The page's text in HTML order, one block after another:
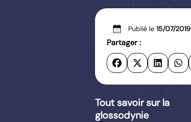
calendar_month Publié le 15/07/2019
Partager :
Tout savoir sur la
glossodynie